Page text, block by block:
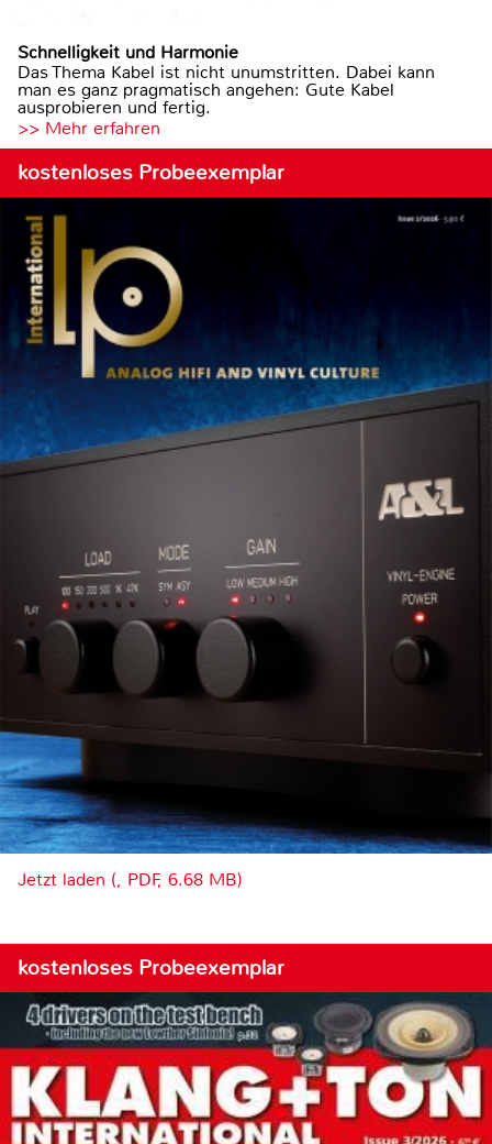
Schnelligkeit und Harmonie
Das Thema Kabel ist nicht unumstritten. Dabei kann
man es ganz pragmatisch angehen: Gute Kabel
ausprobieren und fertig.
>> Mehr erfahren
kostenloses Probeexemplar
Jetzt laden (, PDF, 6.68 MB)
kostenloses Probeexemplar